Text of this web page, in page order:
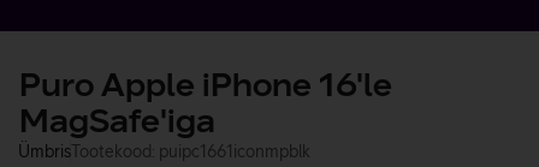
Puro Apple iPhone 16'le
MagSafe'iga
ÜmbrisTootekood: puipc1661iconmpblk